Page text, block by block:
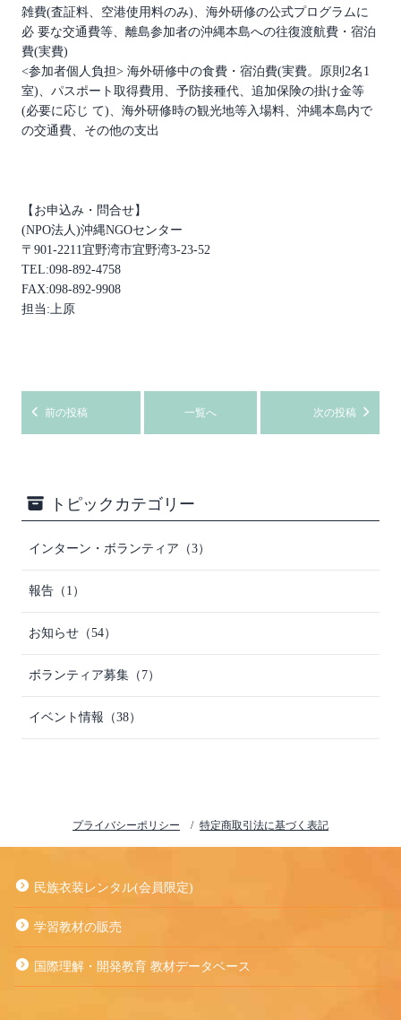
雑費(査証料、空港使用料のみ)、海外研修の公式プログラムに
必 要な交通費等、離島参加者の沖縄本島への往復渡航費・宿泊
費(実費)
<参加者個人負担> 海外研修中の食費・宿泊費(実費。原則2名1
室)、パスポート取得費用、予防接種代、追加保険の掛け金等
(必要に応じ て)、海外研修時の観光地等入場料、沖縄本島内で
の交通費、その他の支出
【お申込み・問合せ】
(NPO法人)沖縄NGOセンター
〒901-2211宜野湾市宜野湾3-23-52
TEL:098-892‐4758
FAX:098-892‐9908
担当:上原
前の投稿 一覧へ 次の投稿
トピックカテゴリー
インターン・ボランティア（3）
報告（1）
お知らせ（54）
ボランティア募集（7）
イベント情報（38）
プライバシーポリシー 特定商取引法に基づく表記
民族衣装レンタル(会員限定)
学習教材の販売
国際理解・開発教育 教材データベース